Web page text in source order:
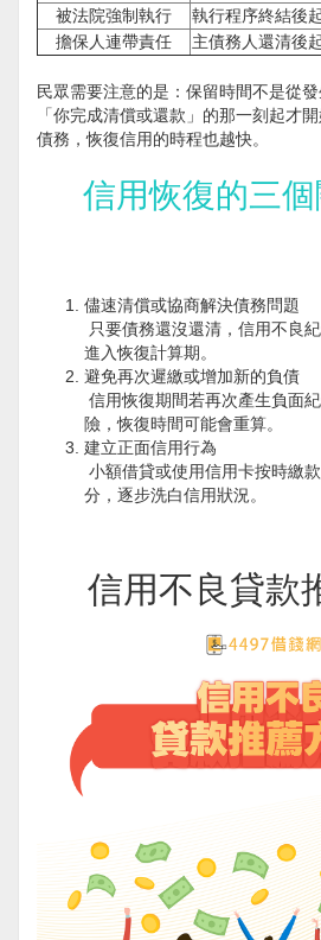
被法院強制執行
執行程序終結後
擔保人連帶責任
主債務人還清後
民眾需要注意的是：保留時間不是從
「你完成清償或還款」的那一刻起才
債務，恢復信用的時程也越快。
信用恢復的三個
儘速清償或協商解決債務問題
只要債務還沒還清，信用不良
進入恢復計算期。
避免再次遲繳或增加新的負債
信用恢復期間若再次產生負面
險，恢復時間可能會重算。
建立正面信用行為
小額借貸或使用信用卡按時繳
分，逐步洗白信用狀況。
信用不良貸款